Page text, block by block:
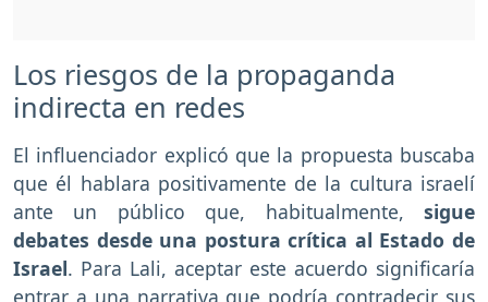
Los riesgos de la propaganda
indirecta en redes
El influenciador explicó que la propuesta buscaba
que él hablara positivamente de la cultura israelí
ante un público que, habitualmente, sigue
debates desde una postura crítica al Estado de
Israel. Para Lali, aceptar este acuerdo significaría
entrar a una narrativa que podría contradecir sus